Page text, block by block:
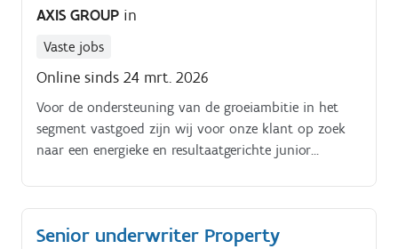
AXIS GROUP in
Vaste jobs
Online sinds 24 mrt. 2026
Voor de ondersteuning van de groeiambitie in het
segment vastgoed zijn wij voor onze klant op zoek
naar een energieke en resultaatgerichte junior
tak Property voor ondernemingsklanten.
Senior underwriter Property